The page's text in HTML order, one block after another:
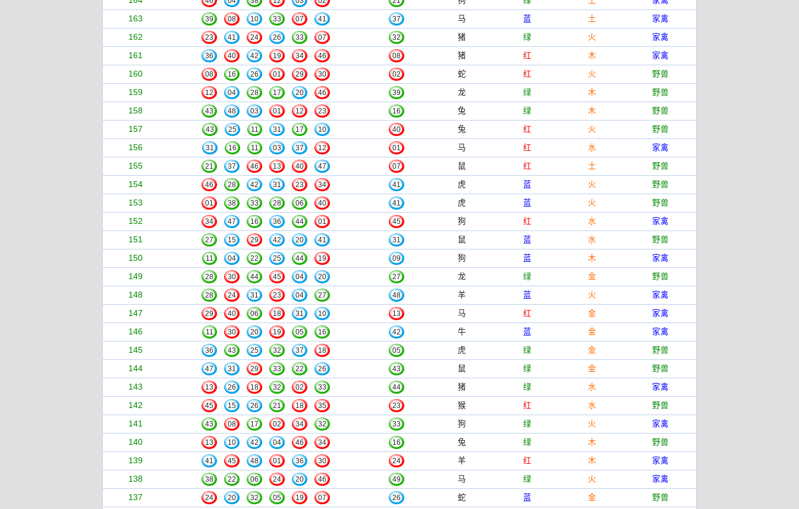
163 39 08 10 33 07 41 37 马 蓝 土 家禽
162 23 41 24 26 33 07 32 猪 绿 火 家禽
161 36 40 42 19 34 46 08 猪 红 木 家禽
160 08 16 26 01 29 30 02 蛇 红 火 野兽
159 12 04 28 17 20 46 39 龙 绿 木 野兽
158 43 48 03 01 12 23 16 兔 绿 木 野兽
157 43 25 11 31 17 10 40 兔 红 火 野兽
156 31 16 11 03 37 12 01 马 红 水 家禽
155 21 37 46 13 40 47 07 鼠 红 土 野兽
154 46 28 42 31 23 34 41 虎 蓝 火 野兽
153 01 38 33 28 06 40 41 虎 蓝 火 野兽
152 34 47 16 36 44 01 45 狗 红 水 家禽
151 27 15 29 42 20 41 31 鼠 蓝 水 野兽
150 11 04 22 25 44 19 09 狗 蓝 木 家禽
149 28 30 44 45 04 20 27 龙 绿 金 野兽
148 28 24 31 23 04 27 48 羊 蓝 火 家禽
147 29 40 06 18 31 10 13 马 红 金 家禽
146 11 30 20 19 05 16 42 牛 蓝 金 家禽
145 36 43 25 32 37 18 05 虎 绿 金 野兽
144 47 31 29 33 22 26 43 鼠 绿 金 野兽
143 13 26 18 32 02 33 44 猪 绿 水 家禽
142 45 15 26 21 18 35 23 猴 红 水 野兽
141 43 08 17 02 34 32 33 狗 绿 火 家禽
140 13 10 42 04 46 34 16 兔 绿 木 野兽
139 41 45 48 01 36 30 24 羊 红 木 家禽
138 38 22 06 24 20 46 49 马 绿 火 家禽
137 24 20 32 05 19 07 26 蛇 蓝 金 野兽